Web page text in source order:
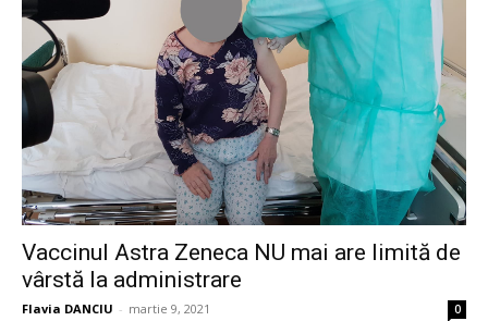
Vaccinul Astra Zeneca NU mai are limită de
vârstă la administrare
Flavia DANCIU - martie 9, 2021 0